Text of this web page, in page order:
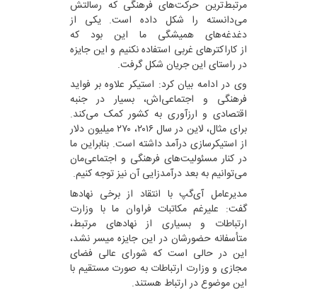
مرتبط‌ترین حرکت‌های فرهنگی که رسالتش
می‌دانسته را شکل داده است. یکی از
دغدغه‌های همیشگی ما این بود که
از کاراکترهای غربی استفاده نکنیم و این جایزه
در راستای این جریان شکل گرفت.
وی در ادامه بیان کرد: استیکر علاوه بر فواید
فرهنگی و اجتماعی‌اش، بسیار در جنبه
اقتصادی و ارزآوری به کشور کمک می‌کند.
برای مثال، لاین در سال ۲۰۱۶، ۲۷۰ میلیون دلار
از استیکرسازی درآمد داشته است. بنابراین ما
در کنار مسئولیت‌های فرهنگی و اجتماعی‌مان
می‌توانیم به بعد درآمدزایی آن نیز توجه کنیم.
مدیرعامل آی‌گپ با انتقاد از برخی نهادها
گفت: علیرغم مکاتبات فراوان ما با وزارت
ارتباطات و بسیاری از نهادهای مرتبط،
متأسفانه حضورشان در این جایزه میسر نشد،
این در حالی است که شورای عالی فضای
مجازی و وزارت ارتباطات به صورت مستقیم با
این موضوع در ارتباط هستند.